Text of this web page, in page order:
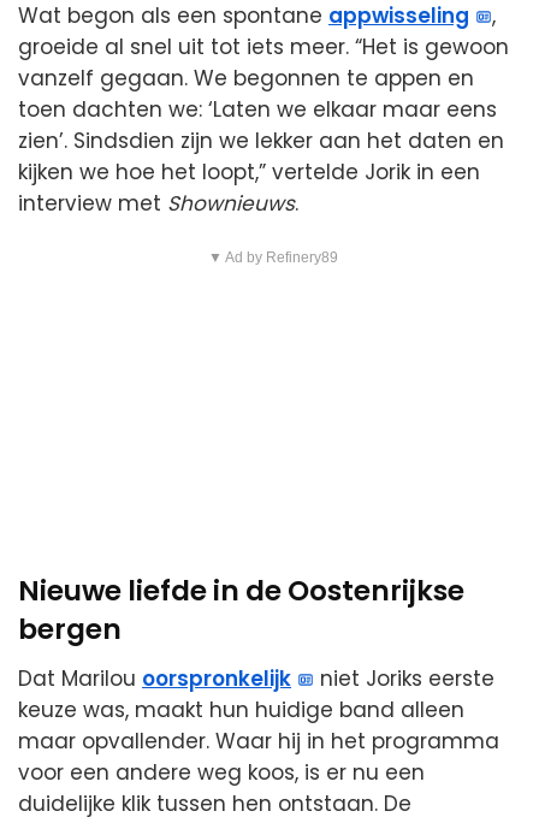
Wat begon als een spontane appwisseling
,
groeide al snel uit tot iets meer. “Het is gewoon
vanzelf gegaan. We begonnen te appen en
toen dachten we: ‘Laten we elkaar maar eens
zien’. Sindsdien zijn we lekker aan het daten en
kijken we hoe het loopt,” vertelde Jorik in een
interview met Shownieuws.
▼ Ad by Refinery89
Nieuwe liefde in de Oostenrijkse
bergen
Dat Marilou oorspronkelijk
niet Joriks eerste
keuze was, maakt hun huidige band alleen
maar opvallender. Waar hij in het programma
voor een andere weg koos, is er nu een
duidelijke klik tussen hen ontstaan. De